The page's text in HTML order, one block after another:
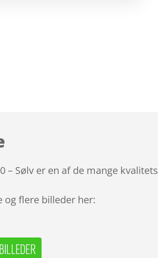
– Sølv er en af de mange
og flere billeder her: